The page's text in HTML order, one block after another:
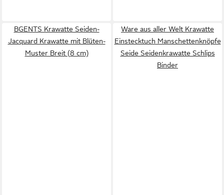
BGENTS Krawatte Seiden-
Jacquard Krawatte mit Blüten-
Muster Breit (8 cm)
Ware aus aller Welt Krawatte
Einstecktuch Manschettenknöpfe
Seide Seidenkrawatte Schlips
Binder